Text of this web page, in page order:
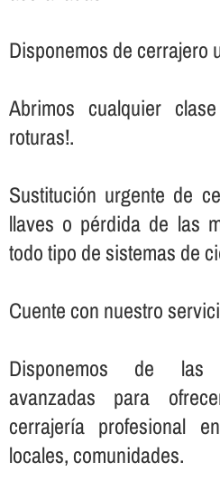
Disponemos de cerrajero
Abrimos cualquier
roturas!.
Sustitución urgente de
llaves o pérdida de las
todo tipo de sistemas de
Cuente con nuestro
Disponemos de las
avanzadas para
cerrajerí­a profesional
locales, comunidades.